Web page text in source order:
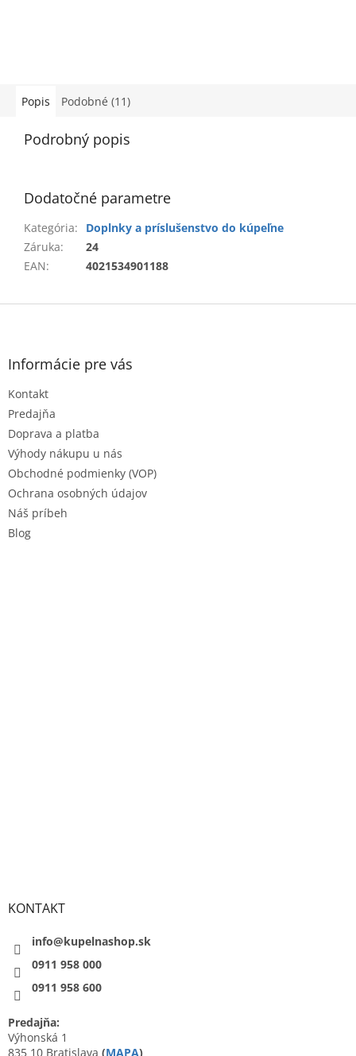
Popis Podobné (11)
Podrobný popis
Dodatočné parametre
Kategória:
Doplnky a príslušenstvo do kúpeľne
Záruka:
24
EAN: 4021534901188
Z
Informácie pre vás
Kontakt
Predajňa
Doprava a platba
Výhody nákupu u nás
Obchodné podmienky (VOP)
Ochrana osobných údajov
Náš príbeh
Blog
KONTAKT
info@kupelnashop.sk
0911 958 000
0911 958 600
Predajňa:
Výhonská 1
835 10 Bratislava (MAPA)